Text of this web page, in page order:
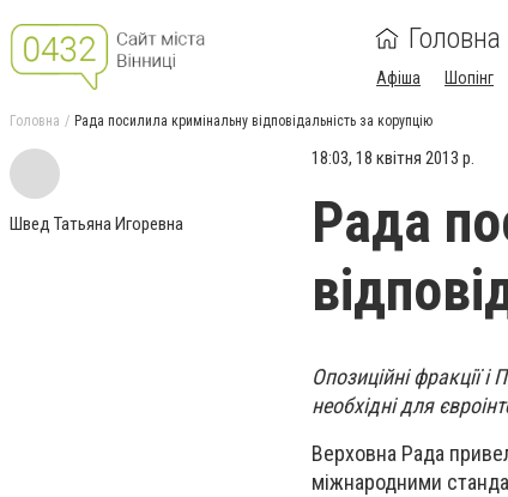
Головна
Афіша Шопінг
Головна Рада посилила кримінальну відповідальність за корупцію
Швед Татьяна Игоревна
18:03, 18 квітня 2013 р.
Рада
Опозиційні фракції і
необхідні для
Верховна Рада
міжнародними